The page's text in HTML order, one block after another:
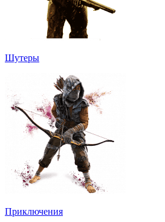
Шутеры
Приключения